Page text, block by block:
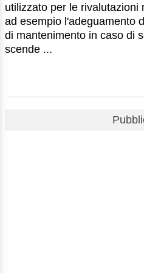
utilizzato per le rivalutazioni
ad esempio l'adeguamento
di mantenimento in caso di
scende ...